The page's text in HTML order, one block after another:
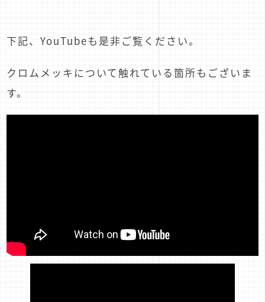
下記、YouTubeも是非ご覧ください。
クロムメッキについて触れている箇所もございま
す。